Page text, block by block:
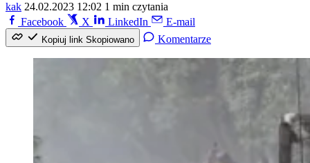
kak 24.02.2023 12:02 1 min czytania
Facebook
X LinkedIn E-mail
Kopiuj link Skopiowano Komentarze